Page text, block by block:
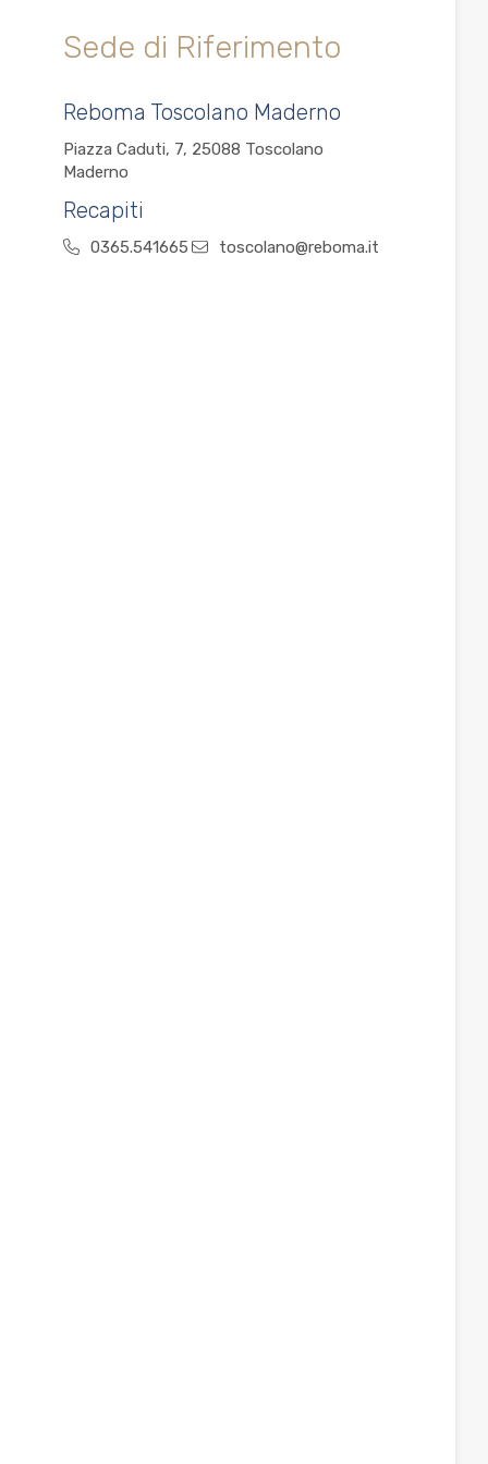
Sede di Riferimento
Reboma Toscolano Maderno
Piazza Caduti, 7, 25088 Toscolano
Maderno
Recapiti
0365.541665 toscolano@reboma.it